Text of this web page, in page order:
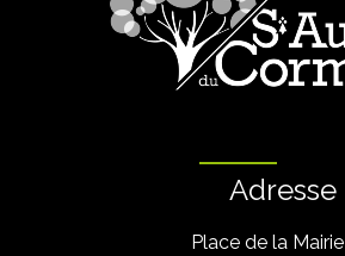
Adresse
Place de la Mairie